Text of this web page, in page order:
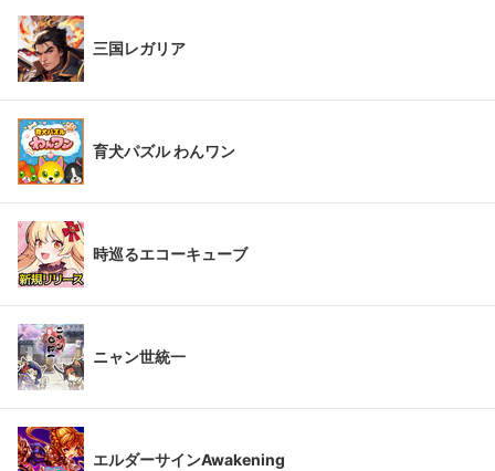
三国レガリア
育犬パズル わんワン
時巡るエコーキューブ
ニャン世統一
エルダーサインAwakening